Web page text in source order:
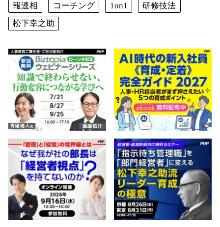
報連相
コーチング 1on1
研修技法
松下幸之助